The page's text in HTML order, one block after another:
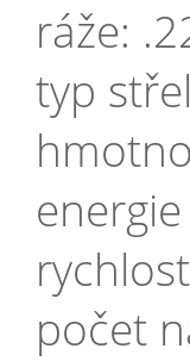
ráže:
typ
počet